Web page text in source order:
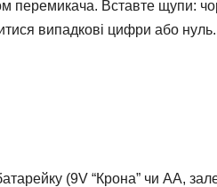
перемикача. Вставте щупи:
випадкові цифри або нуль.
(9V “Крона” чи AA,